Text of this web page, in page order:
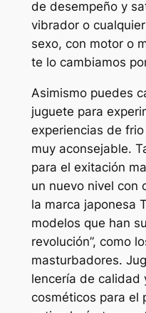
de desempeño y
vibrador o
sexo, con motor o
te lo cambiamos
Asimismo puedes
juguete para
experiencias de
muy aconsejable.
para el exitación
un nuevo nivel con
la marca japonesa
modelos que han
revolución”, como
masturbadores.
lencería de calidad
cosméticos para el